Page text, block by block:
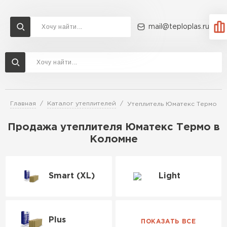
mail@teploplas.ru
Главная Каталог утеплителей Утеплитель Юматекс Термо
Продажа утеплителя Юматекс Термо в
Коломне
Smart (XL) Light
Plus
Доставка и оплата
Утеплитель Ветонит
Утеплитель Profiplex
Утеплитель Технониколь
Утеплитель Rockwool